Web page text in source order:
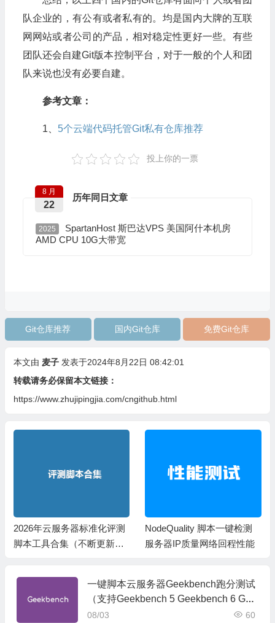
队企业的，有公有或者私有的。均是国内大牌的互联
网网站或者公司的产品，相对稳定性更好一些。有些
团队还会自建Git版本控制平台，对于一般的个人和团
队来说也没有必要自建。
参考文章：
1、 5个云端代码托管Git私有仓库推荐
投上你的一票
历年同日文章
8 月
22
2025
SpartanHost 斯巴达VPS 美国阿什本机房
AMD CPU 10G大带宽
Git仓库推荐 国内Git仓库 免费Git仓库
本文由 麦子 发表于2024年8月22日 08:42:01
转载请务必保留本文链接：
https://www.zhujipingjia.com/cngithub.html
2026年云服务器标准化评测
脚本工具合集（不断更新完
NodeQuality 脚本一键检测
服务器IP质量网络回程性能
一键脚本云服务器Geekbench跑分测试
（支持Geekbench 5 Geekbench 6 Gee
kbench 7）
08/03 60